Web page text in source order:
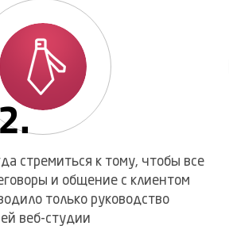
стремиться к тому, чтобы все
и общение с клиентом
только руководство
веб-студии